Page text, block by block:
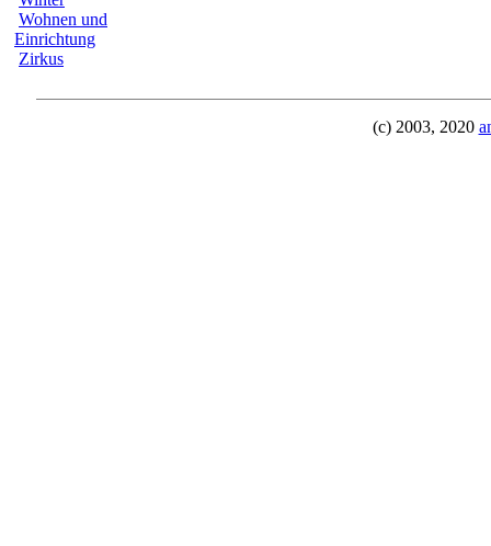
Wohnen und
Einrichtung
Zirkus
(c) 2003, 2020